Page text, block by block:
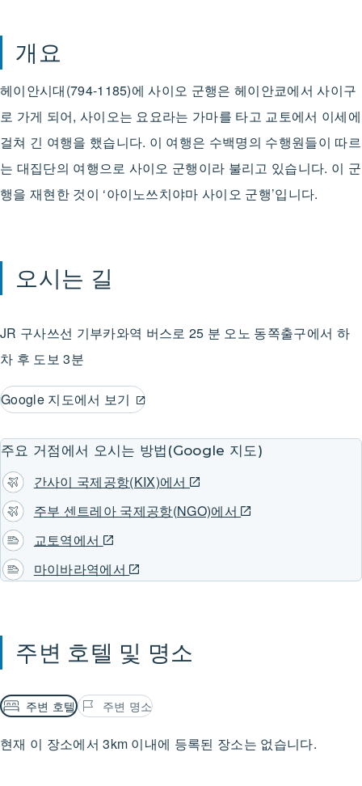
개요
헤이안시대(794-1185)에 사이오 군행은 헤이안쿄에서 사이구
로 가게 되어, 사이오는 요요라는 가마를 타고 교토에서 이세에
걸쳐 긴 여행을 했습니다. 이 여행은 수백명의 수행원들이 따르
는 대집단의 여행으로 사이오 군행이라 불리고 있습니다. 이 군
행을 재현한 것이 ‘아이노쓰치야마 사이오 군행’입니다.
오시는 길
JR 구사쓰선 기부카와역 버스로 25 분 오노 동쪽출구에서 하
차 후 도보 3분
Google 지도에서 보기
주요 거점에서 오시는 방법(Google 지도)
간사이 국제공항(KIX)에서
주부 센트레아 국제공항(NGO)에서
교토역에서
마이바라역에서
주변 호텔 및 명소
주변 호텔 주변 명소
현재 이 장소에서 3km 이내에 등록된 장소는 없습니다.